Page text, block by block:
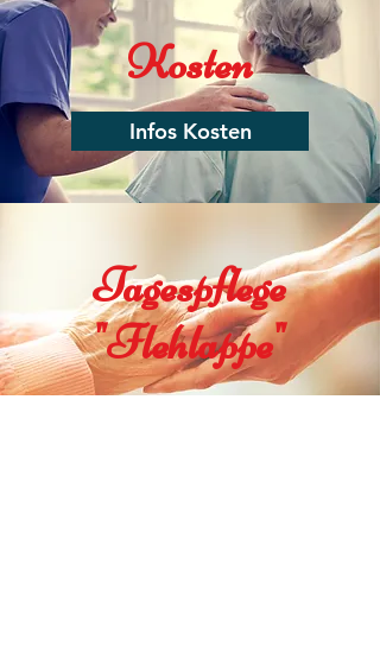
Kosten
Infos Kosten
Tagespflege
"Flehlappe"